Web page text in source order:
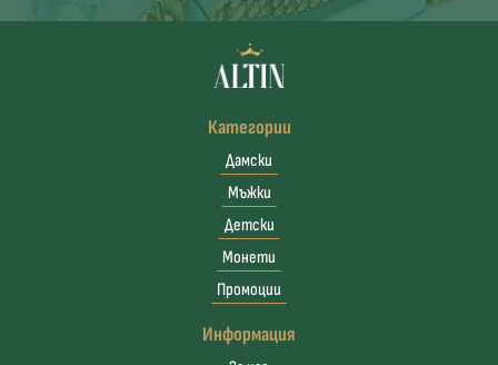
Категории
Дамски
Мъжки
Детски
Монети
Промоции
Информация